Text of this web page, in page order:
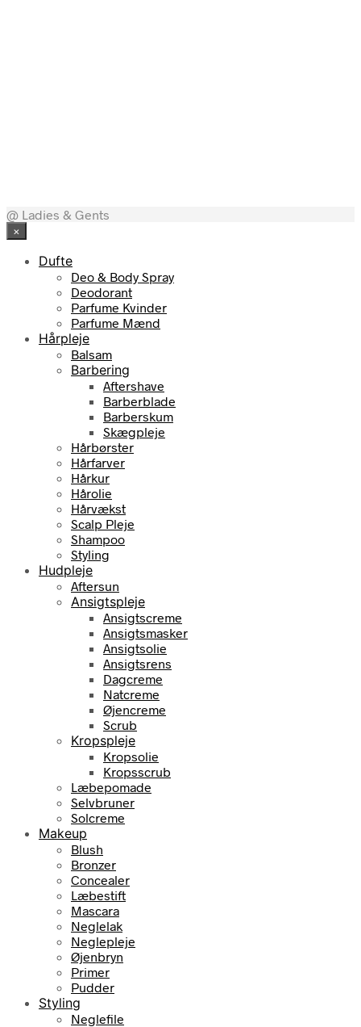
@ Ladies & Gents
×
Dufte
Deo & Body Spray
Deodorant
Parfume Kvinder
Parfume Mænd
Hårpleje
Balsam
Barbering
Aftershave
Barberblade
Barberskum
Skægpleje
Hårbørster
Hårfarver
Hårkur
Hårolie
Hårvækst
Scalp Pleje
Shampoo
Styling
Hudpleje
Aftersun
Ansigtspleje
Ansigtscreme
Ansigtsmasker
Ansigtsolie
Ansigtsrens
Dagcreme
Natcreme
Øjencreme
Scrub
Kropspleje
Kropsolie
Kropsscrub
Læbepomade
Selvbruner
Solcreme
Makeup
Blush
Bronzer
Concealer
Læbestift
Mascara
Neglelak
Neglepleje
Øjenbryn
Primer
Pudder
Styling
Neglefile